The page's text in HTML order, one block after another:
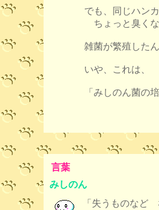
でも、同じハン
ちょっと臭くな
雑菌が繁殖した
いや、これは、
「みしのん菌の
言葉
みしのん
「失うものなど